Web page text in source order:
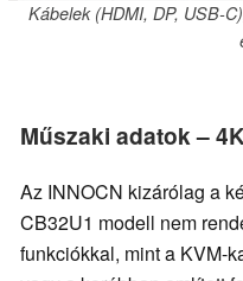
Kábelek (HDMI, DP, USB-
Műszaki adatok –
Az INNOCN kizárólag a
CB32U1 modell nem
funkciókkal, mint a KVM-